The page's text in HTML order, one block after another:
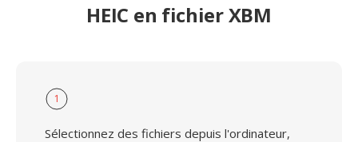
HEIC en fichier XBM
1
Sélectionnez des fichiers depuis l'ordinateur,